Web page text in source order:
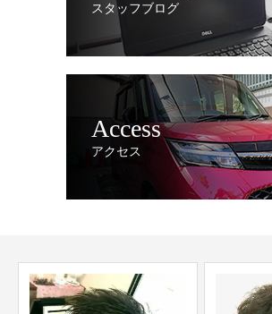
スタッフブログ
Access
アクセス